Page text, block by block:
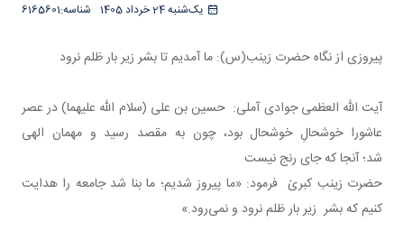
یک‌شنبه 24 خرداد 1405 6165601شناسه:
پیروزی از نگاه حضرت زینب(س): ما آمدیم تا بشر زیر بار ظلم نرود
​​​​​​​آیت الله العظمی جوادی آملی: حسین بن علی (سلام الله علیهما) در عصر
عاشورا خوشحالِ خوشحال بود، چون به مقصد رسید و مهمان الهی
شد؛ آنجا که جای رنج نیست
حضرت زینب کبریٰ فرمود: «ما پیروز شدیم؛ ما بنا شد جامعه را هدایت
کنیم که بشر زیر بار ظلم نرود و نمی‌رود.»